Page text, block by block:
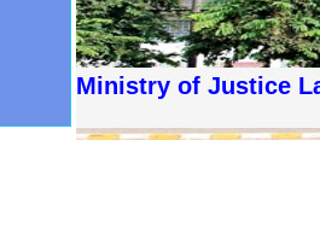
Ministry of Justice